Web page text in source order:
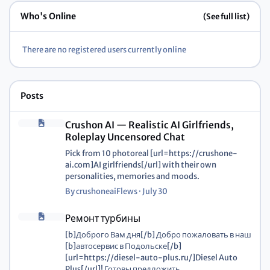
Who's Online (See full list)
There are no registered users currently online
Posts
Crushon AI — Realistic AI Girlfriends,
Roleplay Uncensored Chat
Pick from 10 photoreal [url=https://crushone-
ai.com]AI girlfriends[/url] with their own
personalities, memories and moods.
BycrushoneaiFlews· July 30
Ремонт турбины
[b]Доброго Вам дня[/b] Добро пожаловать в наш
[b]автосервис в Подольске[/b]
[url=https://diesel-auto-plus.ru/]Diesel Auto